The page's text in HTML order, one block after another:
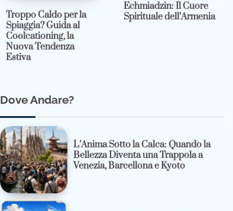
Troppo Caldo per la
Spiaggia? Guida al
Coolcationing, la
Nuova Tendenza
Estiva
Echmiadzin: Il Cuore
Spirituale dell’Armenia
Dove Andare?
L’Anima Sotto la Calca: Quando la
Bellezza Diventa una Trappola a
Venezia, Barcellona e Kyoto